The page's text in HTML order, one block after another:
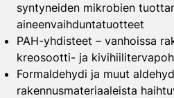
syntyneiden mikrobien
aineenvaihduntatuotteet
PAH-yhdisteet – vanhoissa
kreosootti- ja
Formaldehydi ja muut
rakennusmateriaaleista